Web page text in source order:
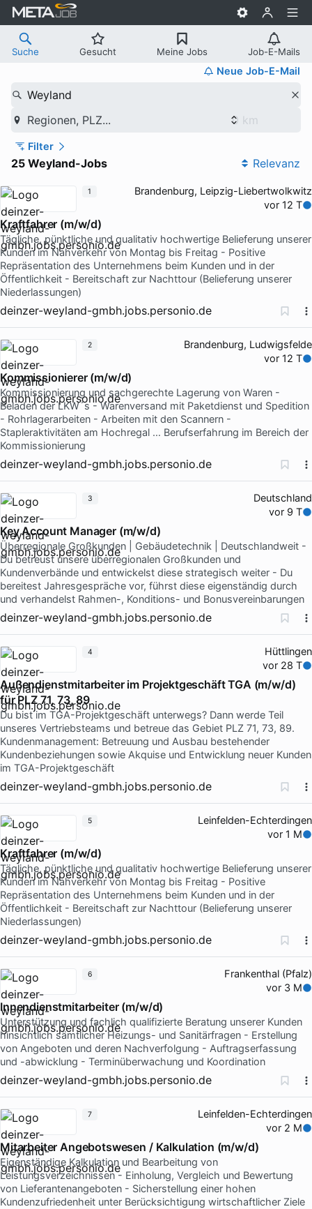
Suche Gesucht Meine Jobs Job-E-Mails
Neue Job-E-Mail
Weyland
Regionen, PLZ...
Filter
25 Weyland-Jobs Relevanz
Brandenburg, Leipzig-Liebertwolkwitz
vor 12 T
Kraftfahrer (m/w/d)
Tägliche, pünktliche und qualitativ hochwertige Belieferung unserer
Kunden im Nahverkehr von Montag bis Freitag - Positive
Repräsentation des Unternehmens beim Kunden und in der
Öffentlichkeit - Bereitschaft zur Nachttour (Belieferung unserer
Niederlassungen)
deinzer-weyland-gmbh.jobs.personio.de
1
Brandenburg, Ludwigsfelde
vor 12 T
Kommissionierer (m/w/d)
Kommissionierung und sachgerechte Lagerung von Waren -
Beladen der LKW´s - Warenversand mit Paketdienst und Spedition
- Rohrlagerarbeiten - Arbeiten mit den Scannern -
Stapleraktivitäten am Hochregal … Berufserfahrung im Bereich der
Kommissionierung
deinzer-weyland-gmbh.jobs.personio.de
2
Deutschland
vor 9 T
Key Account Manager (m/w/d)
Überregionale Großkunden | Gebäudetechnik | Deutschlandweit -
Du betreust unsere überregionalen Großkunden und
Kundenverbände und entwickelst diese strategisch weiter - Du
bereitest Jahresgespräche vor, führst diese eigenständig durch
und verhandelst Rahmen-, Konditions- und Bonusvereinbarungen
deinzer-weyland-gmbh.jobs.personio.de
3
Hüttlingen
vor 28 T
Außendienstmitarbeiter im Projektgeschäft TGA (m/w/d)
für PLZ 71, 73, 89
Du bist im TGA-Projektgeschäft unterwegs? Dann werde Teil
unseres Vertriebsteams und betreue das Gebiet PLZ 71, 73, 89.
Kundenmanagement: Betreuung und Ausbau bestehender
Kundenbeziehungen sowie Akquise und Entwicklung neuer Kunden
im TGA-Projektgeschäft
deinzer-weyland-gmbh.jobs.personio.de
4
Leinfelden-Echterdingen
vor 1 M
Kraftfahrer (m/w/d)
Tägliche, pünktliche und qualitativ hochwertige Belieferung unserer
Kunden im Nahverkehr von Montag bis Freitag - Positive
Repräsentation des Unternehmens beim Kunden und in der
Öffentlichkeit - Bereitschaft zur Nachttour (Belieferung unserer
Niederlassungen)
deinzer-weyland-gmbh.jobs.personio.de
5
Frankenthal (Pfalz)
vor 3 M
Innendienstmitarbeiter (m/w/d)
Unterstützung und fachlich qualifizierte Beratung unserer Kunden
hinsichtlich sämtlicher Heizungs- und Sanitärfragen - Erstellung
von Angeboten und deren Nachverfolgung - Auftragserfassung
und -abwicklung - Terminüberwachung und Koordination
deinzer-weyland-gmbh.jobs.personio.de
6
Leinfelden-Echterdingen
vor 2 M
Mitarbeiter Angebotswesen / Kalkulation (m/w/d)
Eigenständige Kalkulation und Bearbeitung von
Leistungsverzeichnissen - Einholung, Vergleich und Bewertung
von Lieferantenangeboten - Sicherstellung einer hohen
Kundenzufriedenheit unter Berücksichtigung wirtschaftlicher Ziele
7